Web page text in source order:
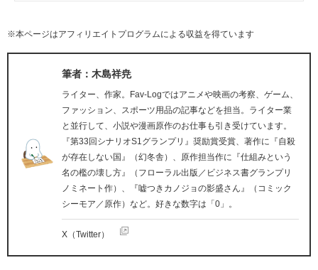
※本ページはアフィリエイトプログラムによる収益を得ています
筆者：木島祥尭
ライター、作家。Fav-Logではアニメや映画の考察、ゲーム、
ファッション、スポーツ用品の記事などを担当。ライター業
と並行して、小説や漫画原作のお仕事も引き受けています。
『第33回シナリオS1グランプリ』奨励賞受賞、著作に『自殺
が存在しない国』（幻冬舎）、原作担当作に『仕組みという
名の檻の壊し方』（フローラル出版／ビジネス書グランプリ
ノミネート作）、『嘘つきカノジョの影盛さん』（コミック
シーモア／原作）など。好きな数字は「0」。
X（Twitter）